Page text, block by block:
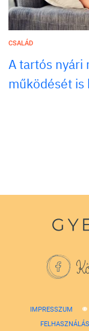
CSALÁD
A tartós nyári
működését
IMPRESSZUM